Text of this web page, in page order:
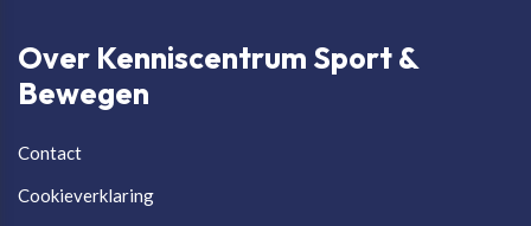
Over Kenniscentrum Sport &
Bewegen
Contact
Cookieverklaring